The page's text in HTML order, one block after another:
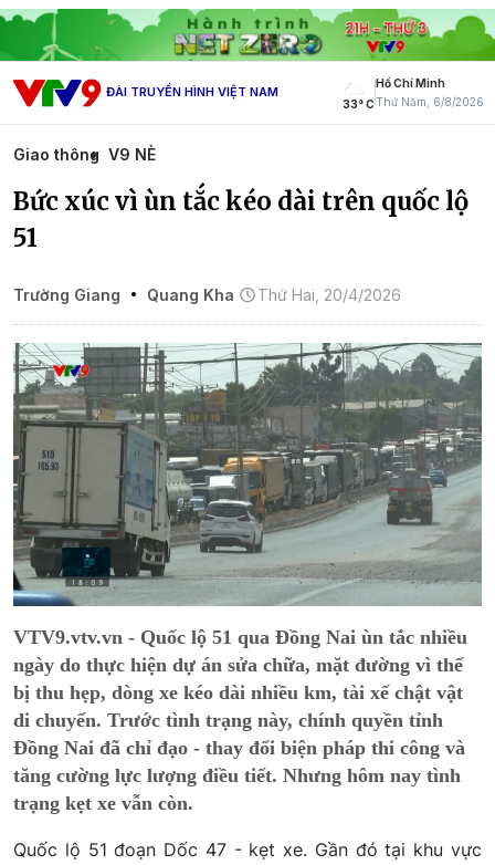
ĐÀI TRUYỀN HÌNH VIỆT NAM
33° C
Hồ Chí Minh
Thứ Năm, 6/8/2026
Giao thông V9 NÈ
Bức xúc vì ùn tắc kéo dài trên quốc lộ
51
Trường Giang Quang Kha Thứ Hai, 20/4/2026
VTV9.vtv.vn - Quốc lộ 51 qua Đồng Nai ùn tắc nhiều
ngày do thực hiện dự án sửa chữa, mặt đường vì thế
bị thu hẹp, dòng xe kéo dài nhiều km, tài xế chật vật
di chuyển. Trước tình trạng này, chính quyền tỉnh
Đồng Nai đã chỉ đạo - thay đổi biện pháp thi công và
tăng cường lực lượng điều tiết. Nhưng hôm nay tình
trạng kẹt xe vẫn còn.
Quốc lộ 51 đoạn Dốc 47 - kẹt xe. Gần đó tại khu vực